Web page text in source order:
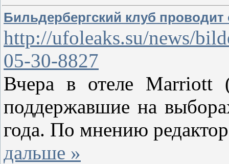
Бильдербергский клуб
http://ufoleaks.su/news/
05-30-8827
Вчера в отеле Marriott
поддержавшие на
года. По мнению
дальше »